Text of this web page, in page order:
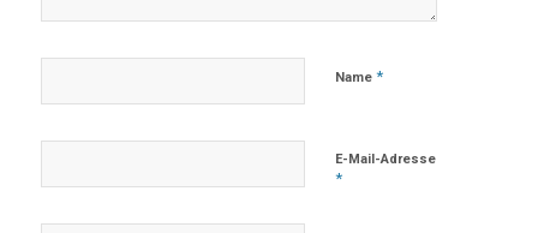
Name *
E-Mail-Adresse
*